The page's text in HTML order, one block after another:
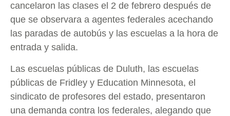
cancelaron las clases el 2 de febrero después de
que se observara a agentes federales acechando
las paradas de autobús y las escuelas a la hora de
entrada y salida.
Las escuelas públicas de Duluth, las escuelas
públicas de Fridley y Education Minnesota, el
sindicato de profesores del estado, presentaron
una demanda contra los federales, alegando que